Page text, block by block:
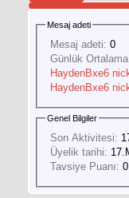
Mesaj adeti
Mesaj adeti: 0
Günlük
HaydenBxe6
HaydenBxe6
Genel Bilgiler
Son Aktivitesi:
Üyelik tarihi:
Tavsiye Puanı: 0